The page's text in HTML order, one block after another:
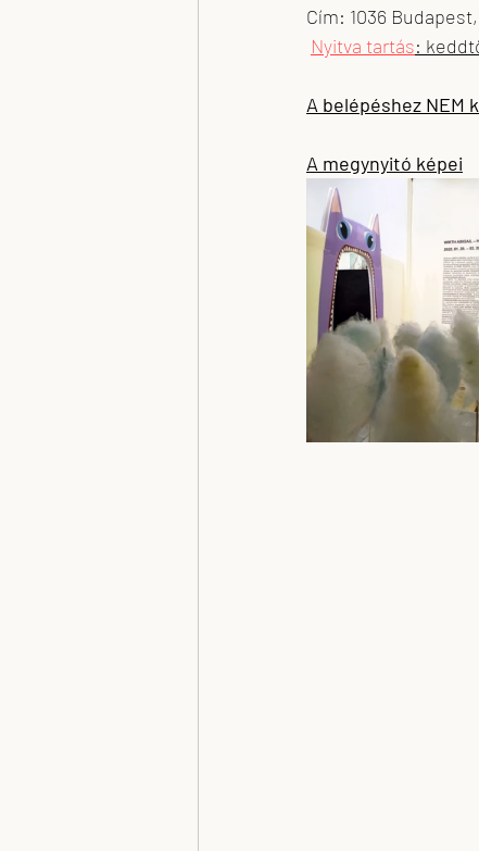
Cím: 1036
Nyitva tartás:
A belépéshez NEM
A megynyitó képei